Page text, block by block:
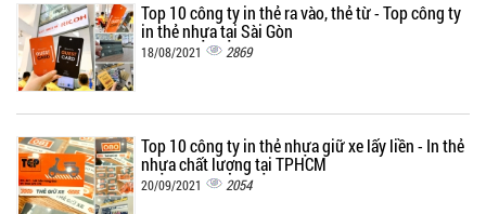
Top 10 công ty in thẻ ra vào, thẻ từ - Top công ty
in thẻ nhựa tại Sài Gòn
18/08/2021 2869
Top 10 công ty in thẻ nhựa giữ xe lấy liền - In thẻ
nhựa chất lượng tại TPHCM
20/09/2021 2054